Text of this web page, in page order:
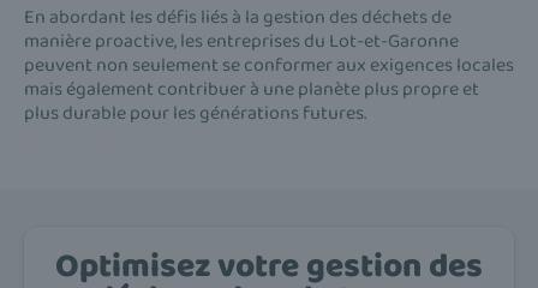
En abordant les défis liés à la gestion des déchets de
manière proactive, les entreprises du Lot-et-Garonne
peuvent non seulement se conformer aux exigences locales
mais également contribuer à une planète plus propre et
plus durable pour les générations futures.
Optimisez votre gestion des